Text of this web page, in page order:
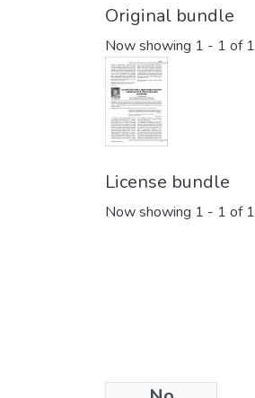
Original bundle
Now showing 1 - 1 of 1
License bundle
Now showing 1 - 1 of 1